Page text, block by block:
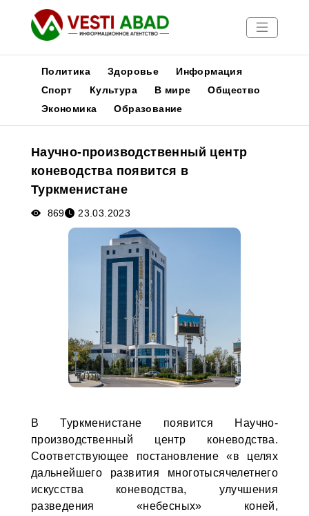
Новости
Медиа
Афиша
Политика Здоровье
Информация
Спорт
Культура В мире
Общество
Экономика
Образование
Научно-производственный центр
коневодства появится в
Туркменистане
869 23.03.2023
В Туркменистане появится Научно-
производственный центр коневодства.
Соответствующее постановление «в целях
дальнейшего развития многотысячелетнего
искусства коневодства, улучшения
разведения «небесных» коней,